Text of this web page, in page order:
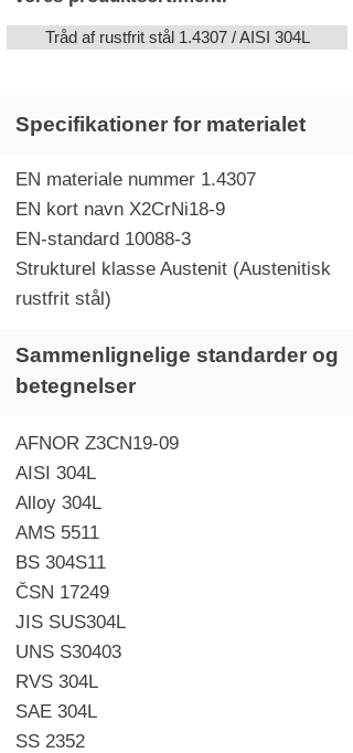
Tråd af rustfrit stål 1.4307 / AISI 304L
Specifikationer for materialet
EN materiale nummer 1.4307
EN kort navn X2CrNi18-9
EN-standard 10088-3
Strukturel klasse Austenit (Austenitisk
rustfrit stål)
Sammenlignelige standarder og
betegnelser
AFNOR Z3CN19-09
AISI 304L
Alloy 304L
AMS 5511
BS 304S11
ČSN 17249
JIS SUS304L
UNS S30403
RVS 304L
SAE 304L
SS 2352